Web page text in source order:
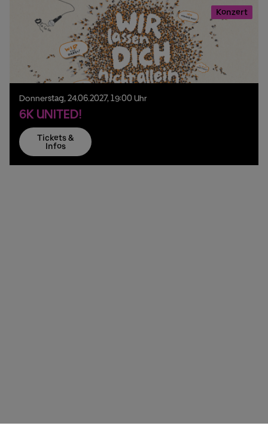
Konzert
Donnerstag, 24.06.2027, 19:00 Uhr
6K UNITED!
Tickets &
Infos